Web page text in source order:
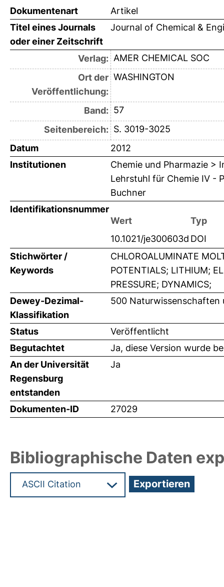
Dokumentenart
Artikel
Titel eines Journals
oder einer Zeitschrift
Journal of Chemical &
Verlag: AMER CHEMICAL SOC
Ort der
Veröffentlichung:
WASHINGTON
Band: 57
Seitenbereich: S. 3019-3025
Datum
2012
Institutionen
Chemie und Pharmazie >
Lehrstuhl für Chemie IV -
Buchner
Identifikationsnummer
Wert
Typ
10.1021/je300603d DOI
Stichwörter /
Keywords
CHLOROALUMINATE
POTENTIALS; LITHIUM;
PRESSURE; DYNAMICS;
Dewey-Dezimal-
Klassifikation
500 Naturwissenschaften
Status
Veröffentlicht
Begutachtet
Ja, diese Version wurde
An der Universität
Regensburg
entstanden
Ja
Dokumenten-ID 27029
Bibliographische Daten